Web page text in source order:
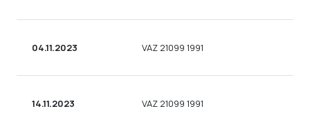
04.11.2023 VAZ 21099 1991
14.11.2023 VAZ 21099 1991